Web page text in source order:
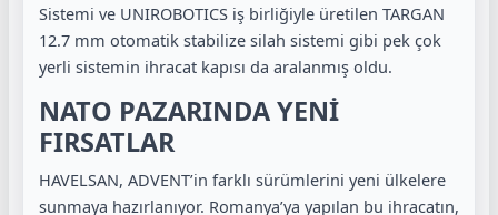
Sistemi ve UNIROBOTICS iş birliğiyle üretilen TARGAN
12.7 mm otomatik stabilize silah sistemi gibi pek çok
yerli sistemin ihracat kapısı da aralanmış oldu.
NATO PAZARINDA YENİ
FIRSATLAR
HAVELSAN, ADVENT’in farklı sürümlerini yeni ülkelere
sunmaya hazırlanıyor. Romanya’ya yapılan bu ihracatın,